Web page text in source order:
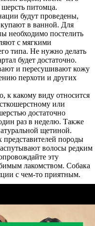
питомца.
будут проведены,
купают в ванной. Для
необходимо постелить
с мягкими
типа. Не нужно делать
будет достаточно.
и пересушивают кожу
перхоти и других
к какому виду относится
или
достаточно
раз в неделю. Также
щетиной.
породы
волосы редким
эту
лакомством. Собака
с чем-то приятным.